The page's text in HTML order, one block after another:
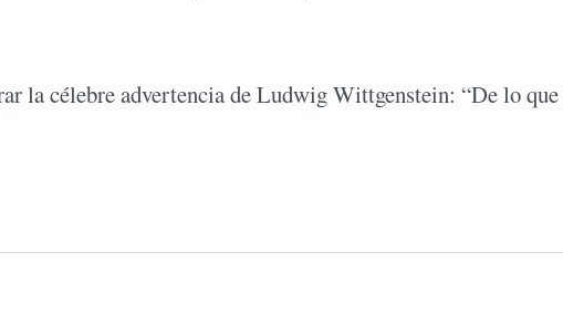
la célebre advertencia de Ludwig Wittgenstein: “De lo